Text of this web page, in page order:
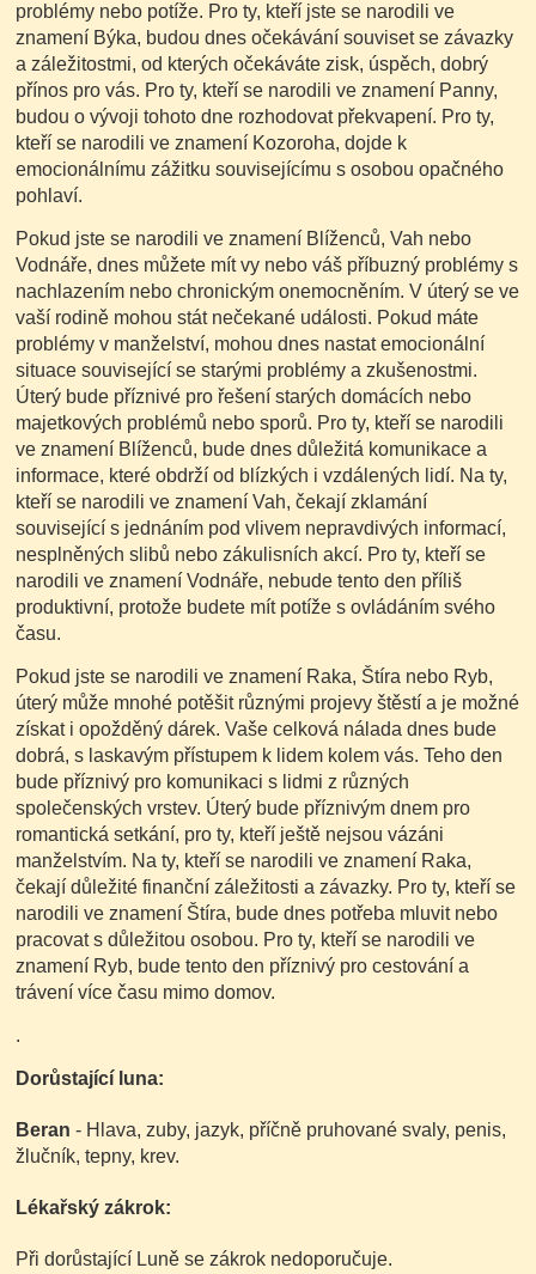
problémy nebo potíže. Pro ty, kteří jste se narodili ve
znamení Býka, budou dnes očekávání souviset se závazky
a záležitostmi, od kterých očekáváte zisk, úspěch, dobrý
přínos pro vás. Pro ty, kteří se narodili ve znamení Panny,
budou o vývoji tohoto dne rozhodovat překvapení. Pro ty,
kteří se narodili ve znamení Kozoroha, dojde k
emocionálnímu zážitku souvisejícímu s osobou opačného
pohlaví.
Pokud jste se narodili ve znamení Blíženců, Vah nebo
Vodnáře, dnes můžete mít vy nebo váš příbuzný problémy s
nachlazením nebo chronickým onemocněním. V úterý se ve
vaší rodině mohou stát nečekané události. Pokud máte
problémy v manželství, mohou dnes nastat emocionální
situace související se starými problémy a zkušenostmi.
Úterý bude příznivé pro řešení starých domácích nebo
majetkových problémů nebo sporů. Pro ty, kteří se narodili
ve znamení Blíženců, bude dnes důležitá komunikace a
informace, které obdrží od blízkých i vzdálených lidí. Na ty,
kteří se narodili ve znamení Vah, čekají zklamání
související s jednáním pod vlivem nepravdivých informací,
nesplněných slibů nebo zákulisních akcí. Pro ty, kteří se
narodili ve znamení Vodnáře, nebude tento den příliš
produktivní, protože budete mít potíže s ovládáním svého
času.
Pokud jste se narodili ve znamení Raka, Štíra nebo Ryb,
úterý může mnohé potěšit různými projevy štěstí a je možné
získat i opožděný dárek. Vaše celková nálada dnes bude
dobrá, s laskavým přístupem k lidem kolem vás. Teho den
bude příznivý pro komunikaci s lidmi z různých
společenských vrstev. Úterý bude příznivým dnem pro
romantická setkání, pro ty, kteří ještě nejsou vázáni
manželstvím. Na ty, kteří se narodili ve znamení Raka,
čekají důležité finanční záležitosti a závazky. Pro ty, kteří se
narodili ve znamení Štíra, bude dnes potřeba mluvit nebo
pracovat s důležitou osobou. Pro ty, kteří se narodili ve
znamení Ryb, bude tento den příznivý pro cestování a
trávení více času mimo domov.
.
Dorůstající luna:
Beran - Hlava, zuby, jazyk, příčně pruhované svaly, penis,
žlučník, tepny, krev.
Lékařský zákrok:
Při dorůstající Luně se zákrok nedoporučuje.